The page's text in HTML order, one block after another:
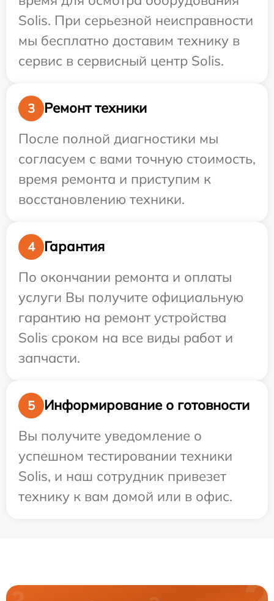
Solis. При серьезной неисправности
мы бесплатно доставим технику в
сервис в сервисный центр Solis.
3
Ремонт техники
После полной диагностики мы
согласуем с вами точную стоимость,
время ремонта и приступим к
восстановлению техники.
4
Гарантия
По окончании ремонта и оплаты
услуги Вы получите официальную
гарантию на ремонт устройства
Solis сроком на все виды работ и
запчасти.
5
Информирование о готовности
Вы получите уведомление о
успешном тестировании техники
Solis, и наш сотрудник привезет
технику к вам домой или в офис.